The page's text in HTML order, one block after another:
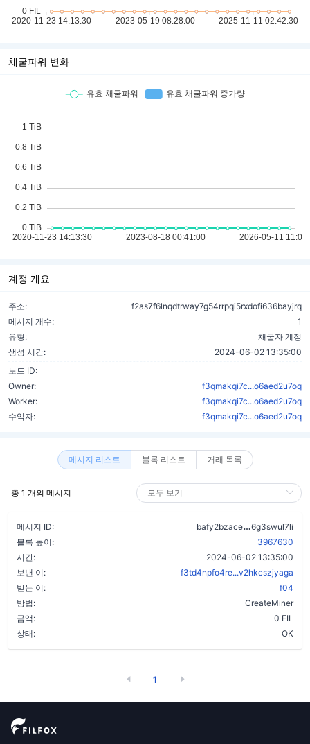
채굴파워 변화
계정 개요
주소:
f2as7f6lnqdtrway7g54rrpqi5rxdofi636bayjrq
메시지 개수:
1
유형:
채굴자 계정
생성 시간:
2024-06-02 13:35:00
노드 ID:
Owner:
f3qmakqi7c...o6aed2u7oq
Worker:
f3qmakqi7c...o6aed2u7oq
수익자:
f3qmakqi7c...o6aed2u7oq
메시지 리스트 블록 리스트 거래 목록
총 1 개의 메시지
메시지 ID: bafy2bzace
6g3swul7li
블록 높이:
3967630
시간:
2024-06-02 13:35:00
보낸 이:
f3td4npfo4re...v2hkcszjyaga
받는 이:
f04
방법:
CreateMiner
금액:
0 FIL
상태:
OK
1